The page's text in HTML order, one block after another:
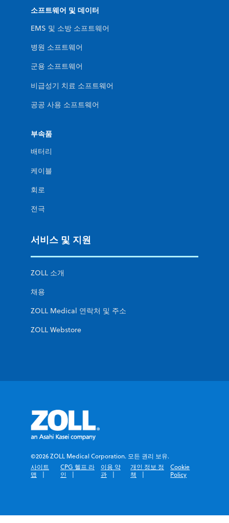
소프트웨어 및 데이터
EMS 및 소방 소프트웨어
병원 소프트웨어
군용 소프트웨어
비급성기 치료 소프트웨어
공공 사용 소프트웨어
부속품
배터리
케이블
회로
전극
서비스 및 지원
ZOLL 소개
채용
ZOLL Medical 연락처 및 주소
ZOLL Webstore
©2026 ZOLL Medical Corporation. 모든 권리 보유.
사이트
맵
CPG 헬프 라
인
이용 약
관
개인 정보 정
책
Cookie
Policy